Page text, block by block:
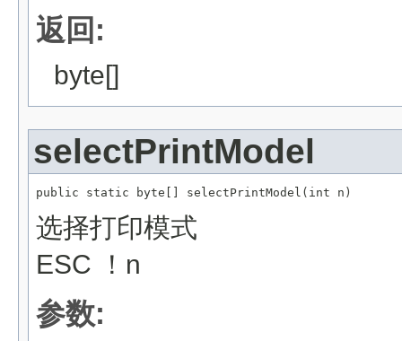
返回:
byte[]
selectPrintModel
public static byte[] selectPrintModel(int n)
选择打印模式
ESC ！n
参数: